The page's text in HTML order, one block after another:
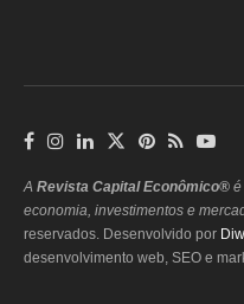
A Revista Capital Econômico® é
economia, investimentos e
reservados. Desenvolvido por
desenvolvimento web, SEO e